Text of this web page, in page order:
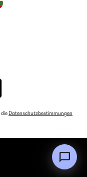
die Datenschutzbestimmungen